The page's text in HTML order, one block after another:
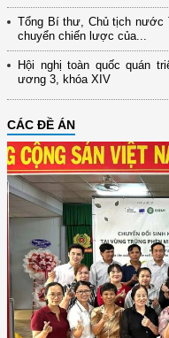
Tổng Bí thư, Chủ tịch nước
chuyển chiến lược của...
Hội nghị toàn quốc quán
ương 3, khóa XIV
CÁC ĐỀ ÁN